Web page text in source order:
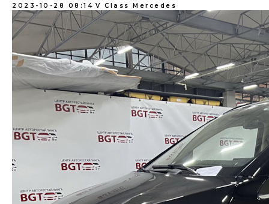
Заказать звонок
2023-10-28 08:14 V Class Mercedes